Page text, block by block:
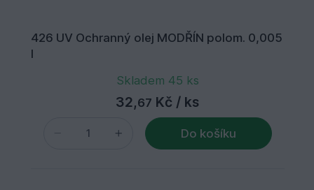
426 UV Ochranný olej MODŘÍN polom. 0,005
l
Skladem 45 ks
32,67 Kč / ks
Do košíku